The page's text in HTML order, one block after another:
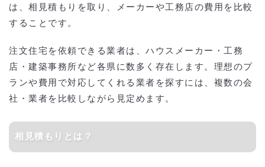
は、相見積もりを取り、メーカーや工務店の費用を比較
することです。
注文住宅を依頼できる業者は、ハウスメーカー・工務
店・建築事務所など各県に数多く存在します。理想のプ
ランや費用で対応してくれる業者を探すには、複数の会
社・業者を比較しながら見定めます。
相見積もりとは？